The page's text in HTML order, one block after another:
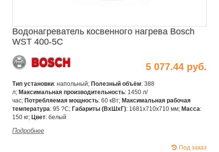
Водонагреватель косвенного нагрева Bosch
WST 400-5C
5 077.44 руб.
Тип установки: напольный; Полезный объём: 388
л; Максимальная производительность: 1450 л/
час; Потребляемая мощность: 60 кВт; Максимальная рабочая
температура: 95 ?С; Габариты (ВxШхГ): 1681х710х710 мм; Масса:
150 кг; Цвет: белый
Подробнее
Под заказ